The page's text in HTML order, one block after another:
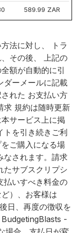
589.99 ZAR
法に対し、 トラ
その後、 上記の
額が自動的に引
ダーメールに記載
れた お支払い方
求 規約は随時更新
サービス上に掲
トを引き続きご利
ご購入になる場
なされます。請求
たサブスクリプシ
払いすべき料金の
）、お客様は
日、再度の徴収を
BudgetingBlasts -